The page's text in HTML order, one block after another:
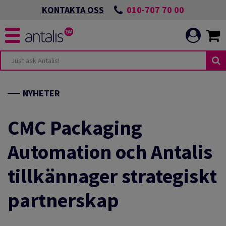
KONTAKTA OSS 010-707 70 00
OMSTÄLLNING
MILJÖARBETE
UTVECKLA
NYHETER
CMC Packaging
Automation och Antalis
tillkännager strategiskt
partnerskap